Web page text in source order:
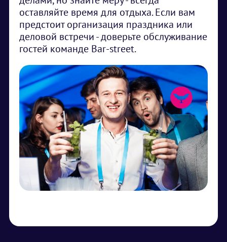
оставляйте время для отдыха. Если вам
предстоит организация праздника или
деловой встречи - доверьте обслуживание
гостей команде Bar-street.